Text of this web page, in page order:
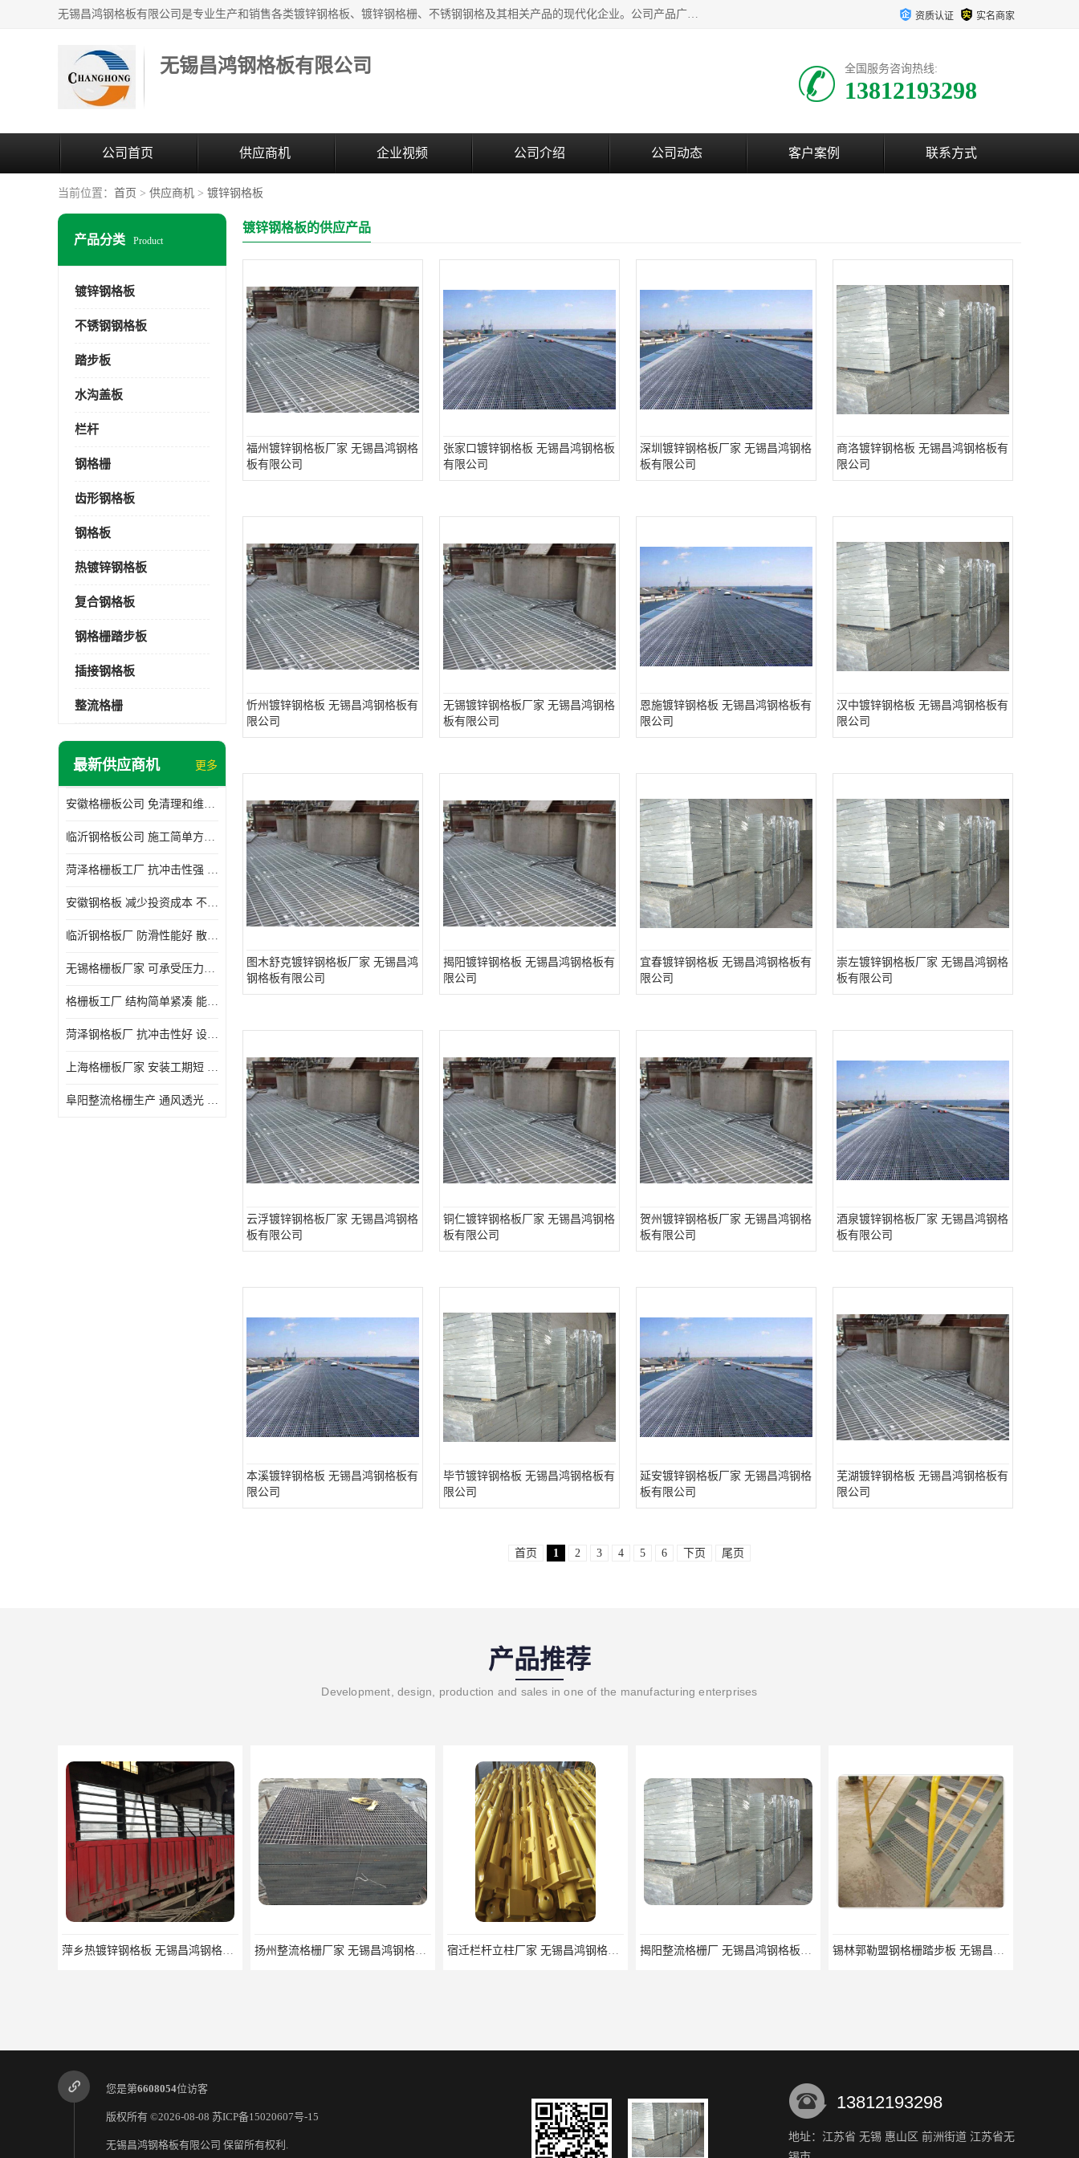
无锡昌鸿钢格板有限公司是专业生产和销售各类镀锌钢格板、镀锌钢格栅、不锈钢钢格及其相关产品的现代化企业。公司产品广泛运用于石油、化工、港口、电力、运输、造纸、医药、钢铁、食品、市政、房地产、制造业等各个领域。 资质认证 实名商家
无锡昌鸿钢格板有限公司 全国服务咨询热线:
13812193298
公司首页 供应商机 企业视频 公司介绍 公司动态 客户案例 联系方式
当前位置： 首页 > 供应商机 > 镀锌钢格板
产品分类 Product
镀锌钢格板
不锈钢钢格板
踏步板
水沟盖板
栏杆
钢格栅
齿形钢格板
钢格板
热镀锌钢格板
复合钢格板
钢格栅踏步板
插接钢格板
整流格栅
最新供应商机 更多
安徽格栅板公司 免清理和维护 安装需要人工少
临沂钢格板公司 施工简单方便 通风好 减少风阻
菏泽格栅板工厂 抗冲击性强 安装需要人工少
安徽钢格板 减少投资成本 不用清洗和维护
临沂钢格板厂 防滑性能好 散热防爆效果好
无锡格栅板厂家 可承受压力强 安装需要人工少
格栅板工厂 结构简单紧凑 能减少风力破坏
菏泽钢格板厂 抗冲击性好 设计规范 通风透光
上海格栅板厂家 安装工期短 通风好 减少风阻
阜阳整流格栅生产 通风透光 免清理和维护
镀锌钢格板的供应产品
福州镀锌钢格板厂家 无锡昌鸿钢格
板有限公司
张家口镀锌钢格板 无锡昌鸿钢格板
有限公司
深圳镀锌钢格板厂家 无锡昌鸿钢格
板有限公司
商洛镀锌钢格板 无锡昌鸿钢格板有
限公司
忻州镀锌钢格板 无锡昌鸿钢格板有
限公司
无锡镀锌钢格板厂家 无锡昌鸿钢格
板有限公司
恩施镀锌钢格板 无锡昌鸿钢格板有
限公司
汉中镀锌钢格板 无锡昌鸿钢格板有
限公司
图木舒克镀锌钢格板厂家 无锡昌鸿
钢格板有限公司
揭阳镀锌钢格板 无锡昌鸿钢格板有
限公司
宜春镀锌钢格板 无锡昌鸿钢格板有
限公司
崇左镀锌钢格板厂家 无锡昌鸿钢格
板有限公司
云浮镀锌钢格板厂家 无锡昌鸿钢格
板有限公司
铜仁镀锌钢格板厂家 无锡昌鸿钢格
板有限公司
贺州镀锌钢格板厂家 无锡昌鸿钢格
板有限公司
酒泉镀锌钢格板厂家 无锡昌鸿钢格
板有限公司
本溪镀锌钢格板 无锡昌鸿钢格板有
限公司
毕节镀锌钢格板 无锡昌鸿钢格板有
限公司
延安镀锌钢格板厂家 无锡昌鸿钢格
板有限公司
芜湖镀锌钢格板 无锡昌鸿钢格板有
限公司
首页 1 2 3 4 5 6 下页 尾页
产品推荐
Development, design, production and sales in one of the manufacturing enterprises
萍乡热镀锌钢格板 无锡昌鸿钢格板有限公司 扬州整流格栅厂家 无锡昌鸿钢格板有限公司 宿迁栏杆立柱厂家 无锡昌鸿钢格板有限公司 揭阳整流格栅厂 无锡昌鸿钢格板有限公司 锡林郭勒盟钢格栅踏步板 无锡昌鸿钢格板有限公司
您是第6608054位访客
版权所有 ©2026-08-08 苏ICP备15020607号-15
无锡昌鸿钢格板有限公司 保留所有权利.
13812193298
地址：江苏省 无锡 惠山区 前洲街道 江苏省无